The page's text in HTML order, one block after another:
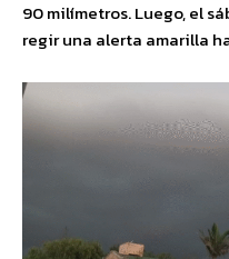
90 milímetros. Luego, el
regir una alerta amarilla